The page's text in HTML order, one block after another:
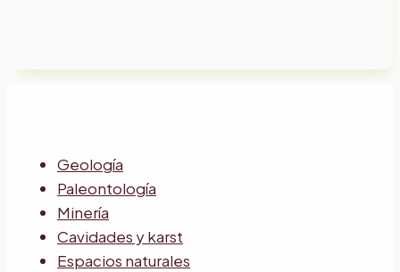
Geología
Paleontología
Minería
Cavidades y karst
Espacios naturales